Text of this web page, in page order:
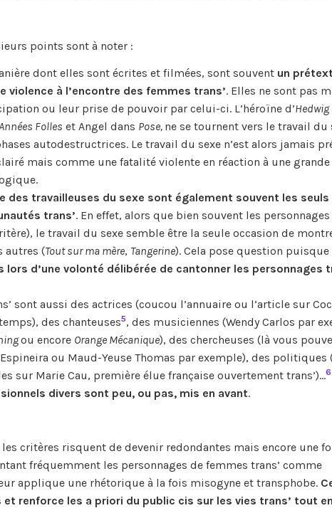
points sont à noter :
dont elles sont écrites et filmées, sont souvent un
violence à l’encontre des femmes trans’. Elles ne sont pas
ou leur prise de pouvoir par celui-ci. L’héroïne d’
Folles et Angel dans Pose, ne se tournent vers le travail du
autodestructrices. Le travail du sexe n’est alors jamais
mais comme une fatalité violente en réaction à une grande
des travailleuses du sexe sont également souvent les seuls
trans’. En effet, alors que bien souvent les personnages
le travail du sexe semble être la seule occasion de
autres (Tout sur ma mère, Tangerine). Cela pose question puisque
lors d’une volonté délibérée de cantonner les personnages
sont aussi des actrices (coucou l’annuaire ou l’article sur
des chanteuses5, des musiciennes (Wendy Carlos par
ou encore Orange Mécanique), des chercheuses (là vous
ou Maud-Yeuse Thomas par exemple), des politiques
sur Marie Cau, première élue française ouvertement trans’)…6
divers sont peu, ou pas, mis en avant.
critères risquent de devenir redondantes mais encore une
fréquemment les personnages de femmes trans’ comme
applique une rhétorique à la fois misogyne et transphobe.
renforce les a priori du public cis sur les vies trans’ tout